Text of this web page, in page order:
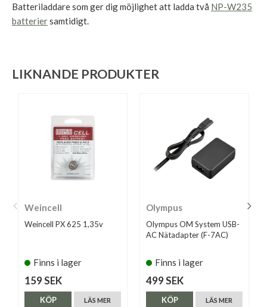
Batteriladdare som ger dig möjlighet att ladda två NP-W235
batteriersamtidigt.
LIKNANDE PRODUKTER
Weincell
Weincell PX 625 1,35v
Finns i lager
159 SEK
LÄS MER
KÖP
Olympus
Olympus OM System USB-
AC Nätadapter (F-7AC)
Finns i lager
499 SEK
LÄS MER
KÖP